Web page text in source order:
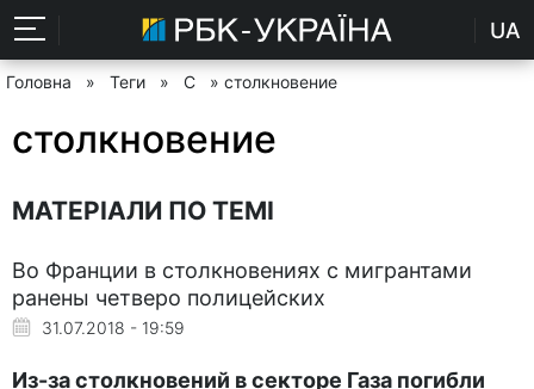
UA
Головна » Теги » С » столкновение
столкновение
МАТЕРІАЛИ ПО ТЕМІ
Во Франции в столкновениях с мигрантами
ранены четверо полицейских
31.07.2018 - 19:59
Из-за столкновений в секторе Газа погибли